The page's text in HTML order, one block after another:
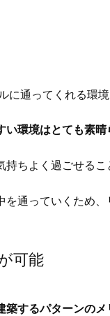
通ってくれる環境
環境はとても素晴
ちよく過ごせるこ
通っていくため
可能
するパターンのメ